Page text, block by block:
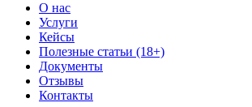
О нас
Услуги
Кейсы
Полезные статьи (18+)
Документы
Отзывы
Контакты